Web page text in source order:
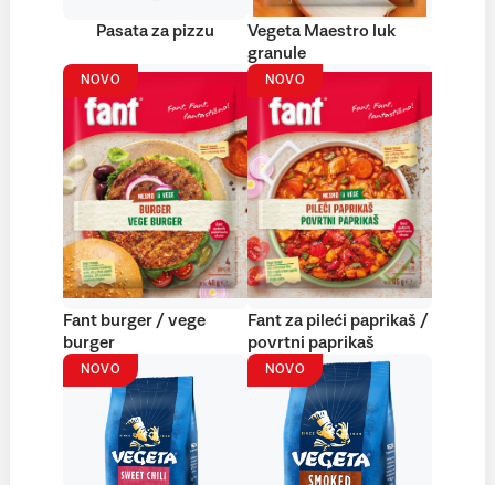
Pasata za pizzu
Vegeta Maestro luk
granule
NOVO
Fant burger / vege
burger
NOVO
Fant za pileći paprikaš /
povrtni paprikaš
NOVO NOVO